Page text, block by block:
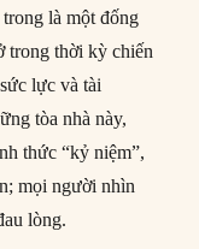
là một đống
trong thời kỳ chiến
lực và tài
tòa nhà này,
thức “kỷ niệm”,
mọi người nhìn
lòng.